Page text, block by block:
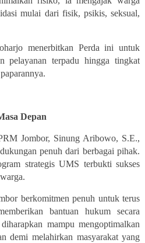
mulai dari fisik, psikis, seksual,
menerbitkan Perda ini untuk
pelayanan terpadu hingga tingkat
Depan
Jombor, Sinung Aribowo, S.E.,
penuh dari berbagai pihak.
strategis UMS terbukti sukses
berkomitmen penuh untuk terus
bantuan hukum secara
mampu mengoptimalkan
demi melahirkan masyarakat yang